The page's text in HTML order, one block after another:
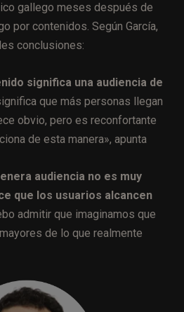
gallego meses después de
por contenidos. Según García,
conclusiones:
significa una audiencia de
que más personas llegan
obvio, pero es reconfortante
de esta manera», apunta
audiencia no es muy
que los usuarios alcancen
admitir que imaginamos que
de lo que realmente